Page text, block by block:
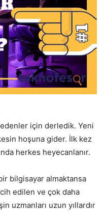
için derledik. Yeni
hoşuna gider. İlk kez
herkes heyecanlanır.
bilgisayar almaktansa
edilen ve çok daha
uzmanları uzun yıllardır